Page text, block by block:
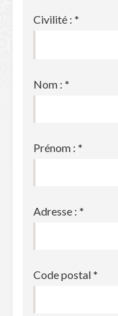
Civilité : *
Nom : *
Prénom : *
Adresse : *
Code postal *